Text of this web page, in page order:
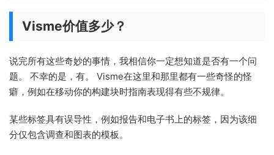
Visme价值多少？
说完所有这些奇妙的事情，我相信你一定想知道是否有一个问
题。 不幸的是，有。 Visme在这里和那里都有一些奇怪的怪
癖，例如在移动你的构建块时指南表现得有些不规律。
某些标签具有误导性，例如报告和电子书上的标签，因为该细
分仅包含调查和图表的模板。